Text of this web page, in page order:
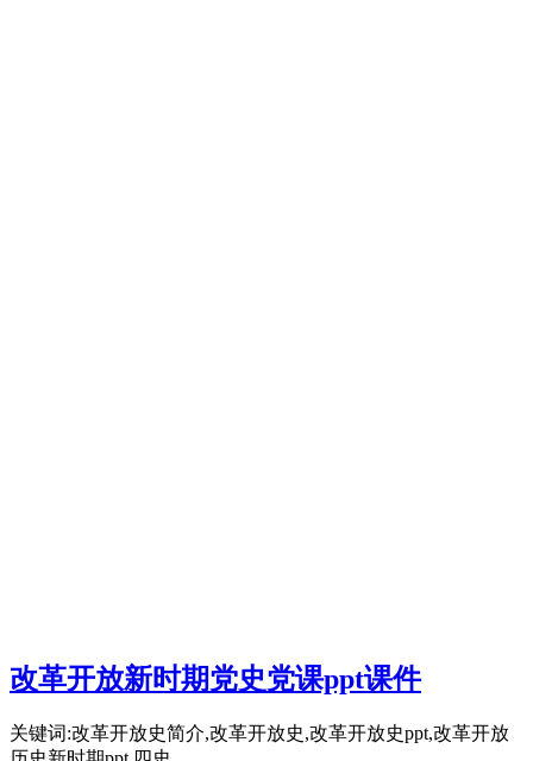
改革开放新时期党史党课ppt课件
关键词:改革开放史简介,改革开放史,改革开放史ppt,改革开放